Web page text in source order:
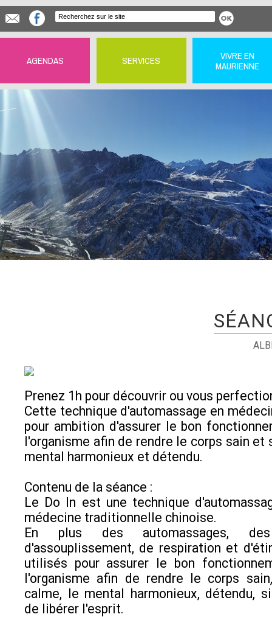
AGENDAS SERVICES
VIVRE EN
MAURIENNE
Prenez 1h pour découvrir ou vous
Cette technique d'automassage en
pour ambition d'assurer le bon
l'organisme afin de rendre le corps sain et
mental harmonieux et détendu.
Contenu de la séance :
Le Do In est une technique
médecine traditionnelle chinoise.
En plus des automassages,
d'assouplissement, de respiration et
utilisés pour assurer le bon
l'organisme afin de rendre le corps
calme, le mental harmonieux, détendu,
de libérer l'esprit.